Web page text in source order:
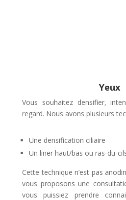
Yeux
Vous souhaitez densifier,
regard. Nous avons plusieurs
Une densification ciliaire
Un liner haut/bas ou ras-du-
Cette technique n’est pas
vous proposons une
vous puissiez prendre